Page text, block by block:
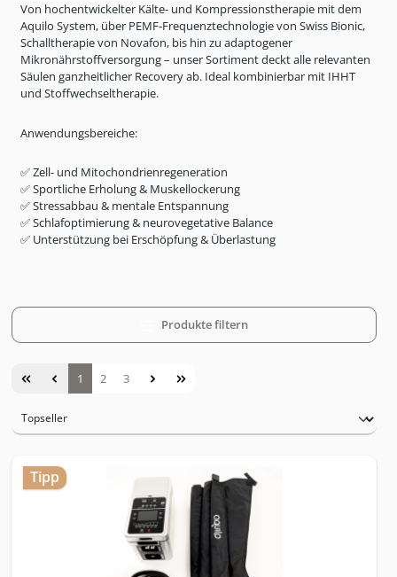
Von hochentwickelter Kälte- und Kompressionstherapie mit dem
Aquilo System, über PEMF-Frequenztechnologie von Swiss Bionic,
Schalltherapie von Novafon, bis hin zu adaptogener
Mikronährstoffversorgung– unser Sortiment deckt alle relevanten
Säulen ganzheitlicher Recovery ab. Ideal kombinierbar mit IHHT
und Stoffwechseltherapie.
Anwendungsbereiche:
✅Zell- und Mitochondrienregeneration
✅Sportliche Erholung & Muskellockerung
✅Stressabbau & mentale Entspannung
✅Schlafoptimierung & neurovegetative Balance
✅ Unterstützung bei Erschöpfung & Überlastung
Produkte filtern
Seite
1 Seite
2 Seite
3
Tipp